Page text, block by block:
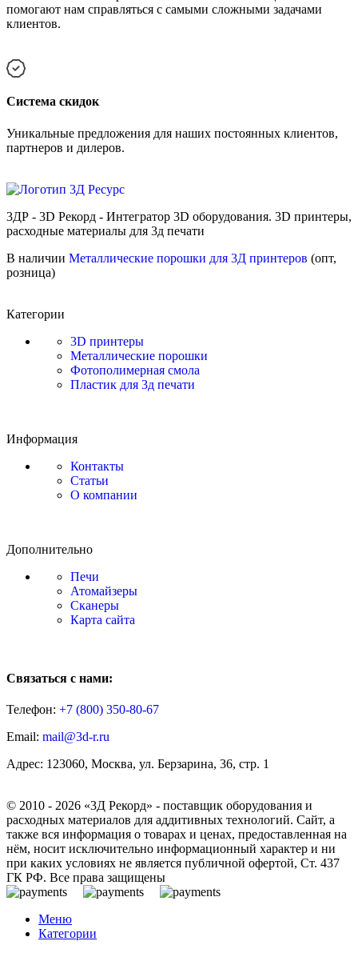
помогают нам справляться с самыми сложными задачами
клиентов.
Cистема скидок
Уникальные предложения для наших постоянных клиентов,
партнеров и дилеров.
3ДР - 3D Рекорд - Интегратор 3D оборудования. 3D принтеры,
расходные материалы для 3д печати
В наличии Металлические порошки для 3Д принтеров (опт,
розница)
Категории
3D принтеры
Металлические порошки
Фотополимерная смола
Пластик для 3д печати
Информация
Контакты
Статьи
О компании
Дополнительно
Печи
Атомайзеры
Сканеры
Карта сайта
Связаться с нами:
Телефон: +7 (800) 350-80-67
Email: mail@3d-r.ru
Адрес: 123060, Москва, ул. Берзарина, 36, стр. 1
© 2010 - 2026 «3Д Рекорд» - поставщик оборудования и
расходных материалов для аддитивных технологий. Сайт, а
также вся информация о товарах и ценах, предоставленная на
нём, носит исключительно информационный характер и ни
при каких условиях не является публичной офертой, Ст. 437
ГК РФ. Все права защищены
Меню
Категории